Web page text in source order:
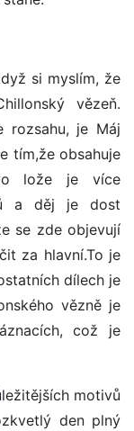
si myslím, že
vězeň.
rozsahu, je Máj
tím,že obsahuje
lože je více
a děj je dost
se zde objevují
za hlavní.To je
dílech je
vězně je
což je
motivů
den plný